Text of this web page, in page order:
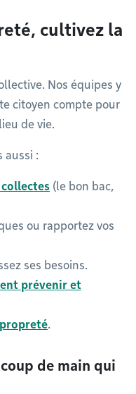
cultivez la
Nos équipes y
citoyen compte pour
de vie.
aussi :
(le bon bac,
ou rapportez vos
ses besoins.
prévenir et
.
de main qui